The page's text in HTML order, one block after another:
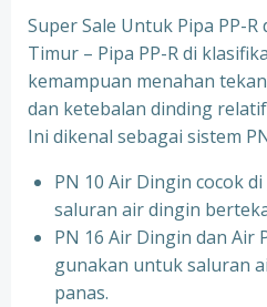
Super Sale Untuk Pipa PP-
Timur – Pipa PP-R di
kemampuan menahan
dan ketebalan dinding
Ini dikenal sebagai sistem
PN 10 Air Dingin cocok
saluran air dingin
PN 16 Air Dingin dan Air
gunakan untuk saluran
panas.